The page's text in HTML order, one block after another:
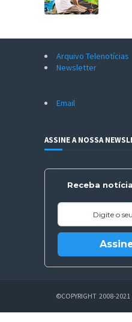
Arquivo Telenotícias
Newsletter
Email
ASSINE A NOSSA
Receba
©COPYRIGHT 2008-